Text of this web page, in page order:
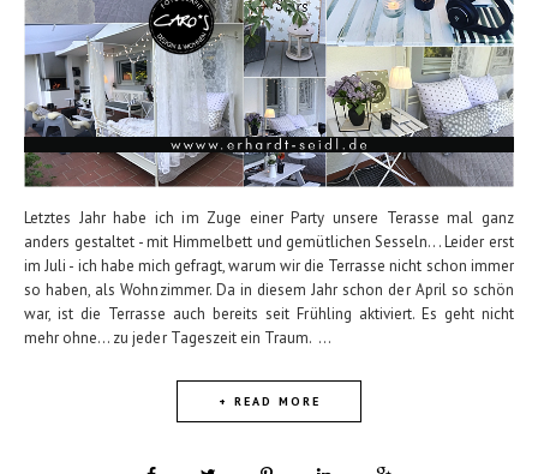
Letztes Jahr habe ich im Zuge einer Party unsere Terasse mal ganz
anders gestaltet - mit Himmelbett und gemütlichen Sesseln... Leider erst
im Juli - ich habe mich gefragt, warum wir die Terrasse nicht schon immer
so haben, als Wohnzimmer. Da in diesem Jahr schon der April so schön
war, ist die Terrasse auch bereits seit Frühling aktiviert. Es geht nicht
mehr ohne... zu jeder Tageszeit ein Traum. ...
+ READ MORE